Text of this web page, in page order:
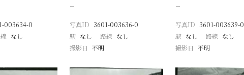
003634-0
なし
−
写真ID 3601-003636-0
駅 なし 路線 なし
撮影日 不明
−
写真ID 3601-003639-0
駅 なし 路線 なし
撮影日 不明